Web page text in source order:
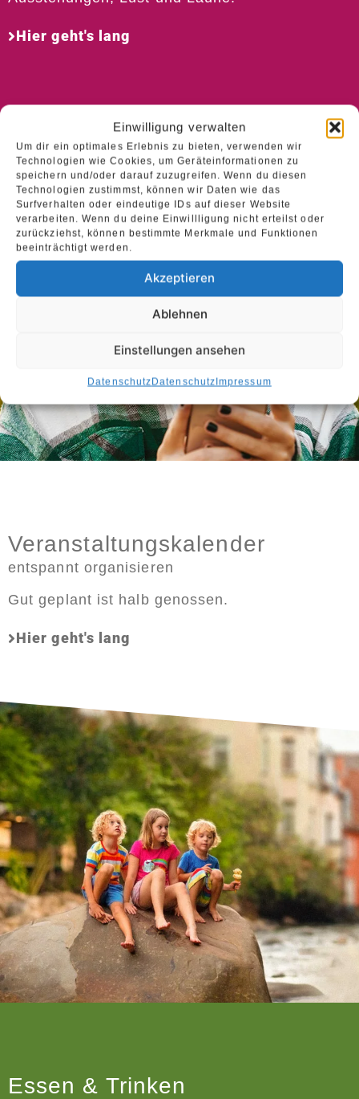
Einwilligung verwalten
Um dir ein optimales Erlebnis zu bieten, verwenden wir
Technologien wie Cookies, um Geräteinformationen zu
speichern und/oder darauf zuzugreifen. Wenn du diesen
Technologien zustimmst, können wir Daten wie das
Surfverhalten oder eindeutige IDs auf dieser Website
verarbeiten. Wenn du deine Einwillligung nicht erteilst oder
zurückziehst, können bestimmte Merkmale und Funktionen
beeinträchtigt werden.
Akzeptieren
Ablehnen
Einstellungen ansehen
DatenschutzDatenschutzImpressum
Hier geht's lang
Veranstaltungskalender
entspannt organisieren
Gut geplant ist halb genossen.
Hier geht's lang
Essen & Trinken